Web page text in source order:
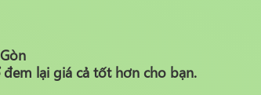
lại giá cả tốt hơn cho bạn.